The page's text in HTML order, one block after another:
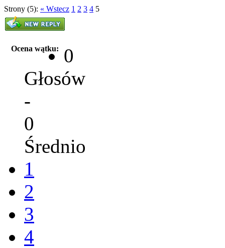
Strony (5): « Wstecz 1 2 3 4 5
Ocena wątku:
0
Głosów
-
0
Średnio
1
2
3
4